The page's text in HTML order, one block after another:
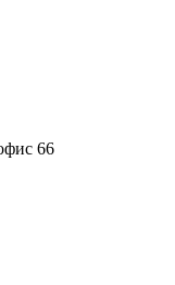
66